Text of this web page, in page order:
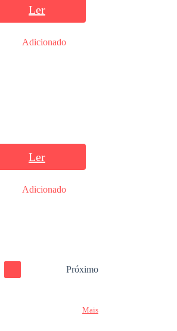
Ler
Adicionado
Ler
Adicionado
Próximo
Mais